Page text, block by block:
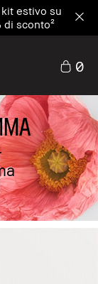
estivo su
di sconto²
0